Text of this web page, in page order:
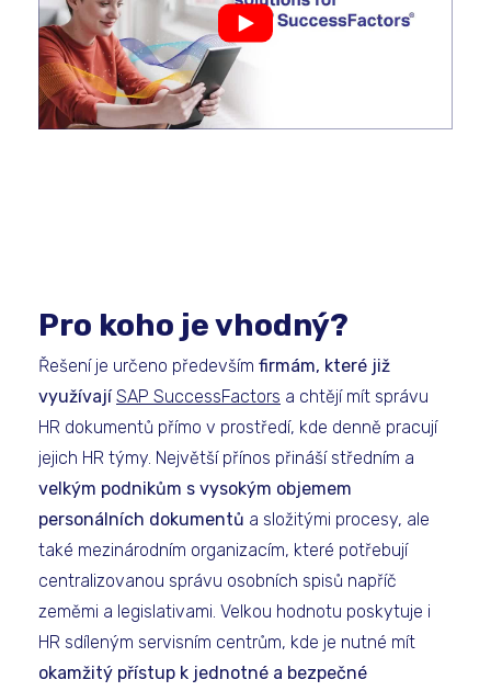
Pro koho je vhodný?
Řešení je určeno především firmám, které již
využívajíSAP SuccessFactors a chtějí mít správu
HR dokumentů přímo v prostředí, kde denně pracují
jejich HR týmy. Největší přínos přináší středním a
velkým podnikům s vysokým objemem
personálních dokumentů a složitými procesy, ale
také mezinárodním organizacím, které potřebují
centralizovanou správu osobních spisů napříč
zeměmi a legislativami. Velkou hodnotu poskytuje i
HR sdíleným servisním centrům, kde je nutné mít
okamžitý přístup k jednotné a bezpečné